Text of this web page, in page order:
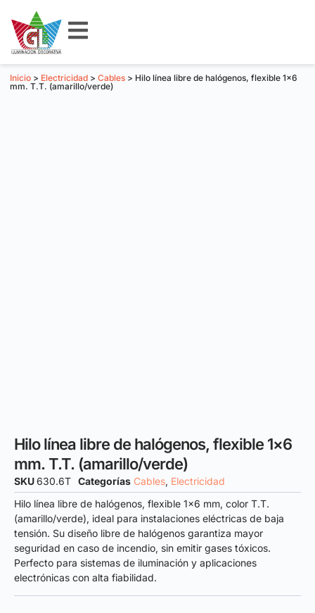
Inicio > Electricidad > Cables > Hilo línea libre de halógenos, flexible 1×6
mm. T.T. (amarillo/verde)
Hilo línea libre de halógenos, flexible 1×6
mm. T.T. (amarillo/verde)
SKU630.6T Categorías Cables, Electricidad
Hilo línea libre de halógenos, flexible 1×6 mm, color T.T.
(amarillo/verde), ideal para instalaciones eléctricas de baja
tensión. Su diseño libre de halógenos garantiza mayor
seguridad en caso de incendio, sin emitir gases tóxicos.
Perfecto para sistemas de iluminación y aplicaciones
electrónicas con alta fiabilidad.